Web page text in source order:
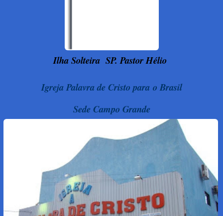
Ilha Solteira SP. Pastor Hélio
Igreja Palavra de Cristo para o Brasil
Sede Campo Grande